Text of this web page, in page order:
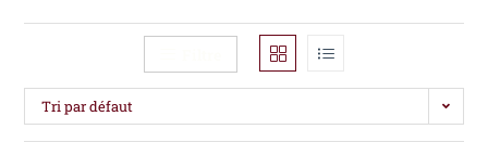
Tri par défaut